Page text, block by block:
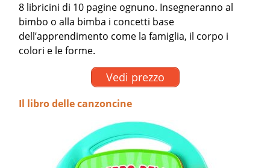
8 libricini di 10 pagine ognuno. Insegneranno al
bimbo o alla bimba i concetti base
dell’apprendimento come la famiglia, il corpo i
colori e le forme.
Vedi prezzo
Il libro delle canzoncine